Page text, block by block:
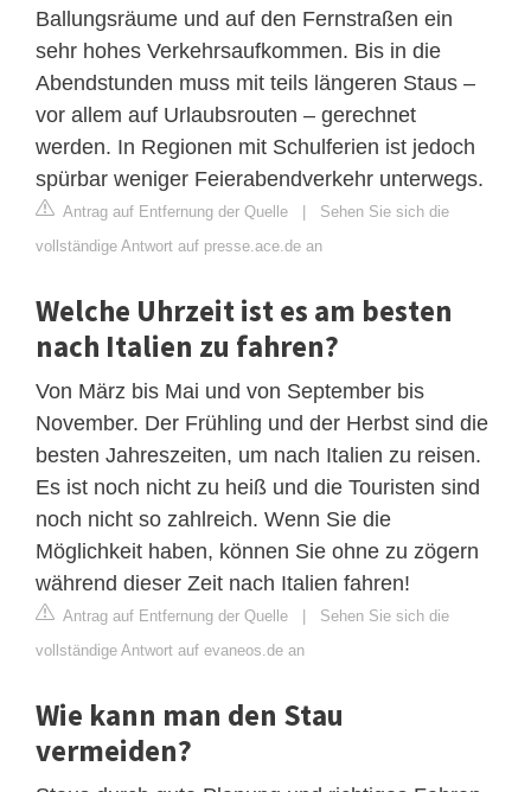
Ballungsräume und auf den Fernstraßen ein
sehr hohes Verkehrsaufkommen. Bis in die
Abendstunden muss mit teils längeren Staus –
vor allem auf Urlaubsrouten – gerechnet
werden. In Regionen mit Schulferien ist jedoch
spürbar weniger Feierabendverkehr unterwegs.
Antrag auf Entfernung der Quelle | Sehen Sie sich die
vollständige Antwort auf presse.ace.de an
Welche Uhrzeit ist es am besten
nach Italien zu fahren?
Von März bis Mai und von September bis
November. Der Frühling und der Herbst sind die
besten Jahreszeiten, um nach Italien zu reisen.
Es ist noch nicht zu heiß und die Touristen sind
noch nicht so zahlreich. Wenn Sie die
Möglichkeit haben, können Sie ohne zu zögern
während dieser Zeit nach Italien fahren!
Antrag auf Entfernung der Quelle | Sehen Sie sich die
vollständige Antwort auf evaneos.de an
Wie kann man den Stau
vermeiden?